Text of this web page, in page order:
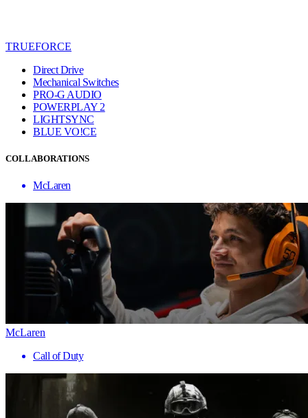
TRUEFORCE
Direct Drive
Mechanical Switches
PRO-G AUDIO
POWERPLAY 2
LIGHTSYNC
BLUE VO!CE
COLLABORATIONS
McLaren
McLaren
Call of Duty